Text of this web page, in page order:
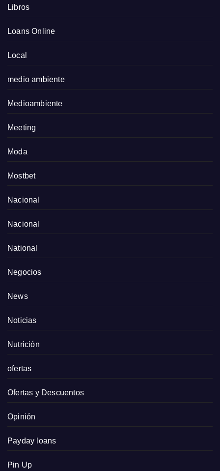
Libros
Loans Online
Local
medio ambiente
Medioambiente
Meeting
Moda
Mostbet
Nacional
Nacional
National
Negocios
News
Noticias
Nutrición
ofertas
Ofertas y Descuentos
Opinión
Payday loans
Pin Up